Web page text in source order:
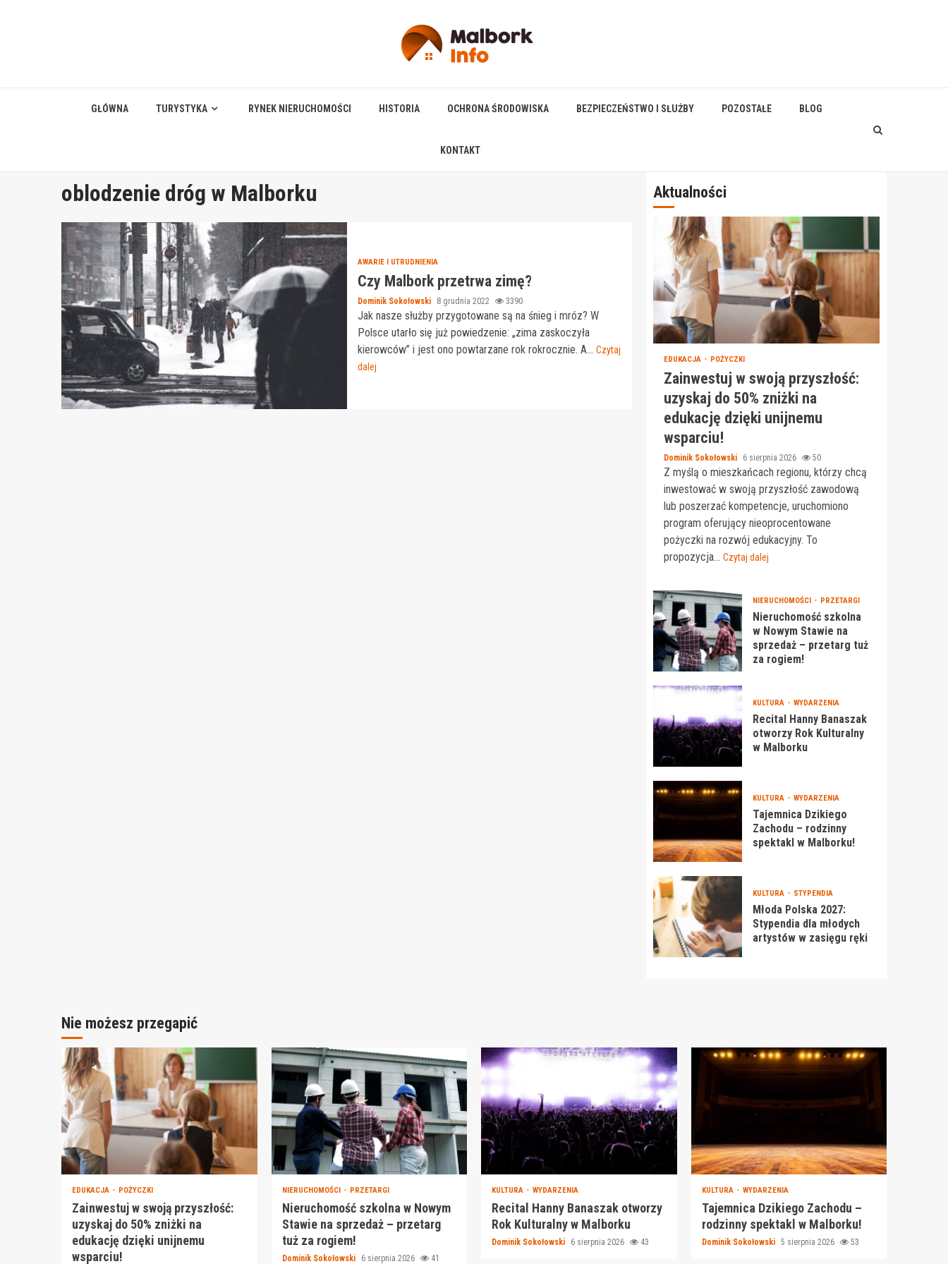
GŁÓWNA TURYSTYKA RYNEK NIERUCHOMOŚCI HISTORIA OCHRONA ŚRODOWISKA BEZPIECZEŃSTWO I SŁUŻBY POZOSTAŁE BLOG
KONTAKT
oblodzenie dróg w Malborku
AWARIE I UTRUDNIENIA
Czy Malbork przetrwa zimę?
Dominik Sokołowski 8 grudnia 2022 3390
Jak nasze służby przygotowane są na śnieg i mróz? W
Polsce utarło się już powiedzenie: „zima zaskoczyła
kierowców” i jest ono powtarzane rok rokrocznie. A... Czytaj
dalej
Aktualności
EDUKACJA POŻYCZKI
Zainwestuj w swoją przyszłość:
uzyskaj do 50% zniżki na
edukację dzięki unijnemu
wsparciu!
Dominik Sokołowski 6 sierpnia 2026 50
Z myślą o mieszkańcach regionu, którzy chcą
inwestować w swoją przyszłość zawodową
lub poszerzać kompetencje, uruchomiono
program oferujący nieoprocentowane
pożyczki na rozwój edukacyjny. To
propozycja... Czytaj dalej
NIERUCHOMOŚCI PRZETARGI
Nieruchomość szkolna
w Nowym Stawie na
sprzedaż – przetarg tuż
za rogiem!
KULTURA WYDARZENIA
Recital Hanny Banaszak
otworzy Rok Kulturalny
w Malborku
KULTURA WYDARZENIA
Tajemnica Dzikiego
Zachodu – rodzinny
spektakl w Malborku!
KULTURA STYPENDIA
Młoda Polska 2027:
Stypendia dla młodych
artystów w zasięgu ręki
Nie możesz przegapić
EDUKACJA POŻYCZKI
Zainwestuj w swoją przyszłość:
uzyskaj do 50% zniżki na
edukację dzięki unijnemu
wsparciu!
NIERUCHOMOŚCI PRZETARGI
Nieruchomość szkolna w Nowym
Stawie na sprzedaż – przetarg
tuż za rogiem!
Dominik Sokołowski 6 sierpnia 2026 41
KULTURA WYDARZENIA
Recital Hanny Banaszak otworzy
Rok Kulturalny w Malborku
Dominik Sokołowski 6 sierpnia 2026 43
KULTURA WYDARZENIA
Tajemnica Dzikiego Zachodu –
rodzinny spektakl w Malborku!
Dominik Sokołowski 5 sierpnia 2026 53